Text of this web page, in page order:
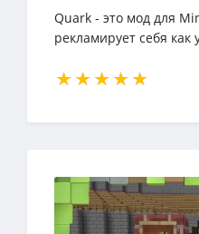
Quark - это мод для
рекламирует себя
игру за счет
валюты